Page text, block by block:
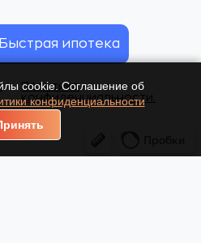
Быстрая ипотека
Политика
конфиденциальности.
cookie. Соглашение об
конфиденциальности